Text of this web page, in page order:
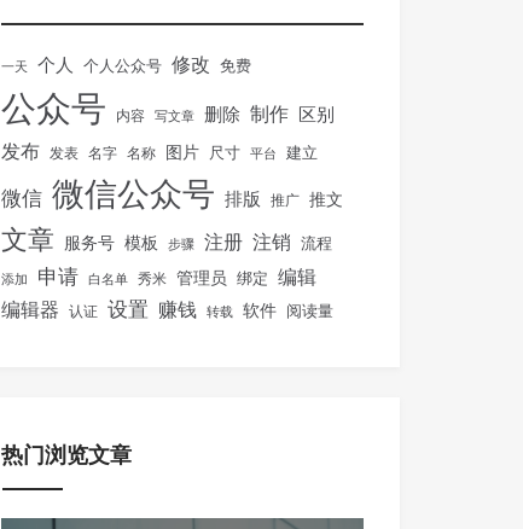
一天 个人 个人公众号 修改 免费
公众号 内容 写文章 删除 制作 区别
发布 发表 名字 名称 图片 尺寸 平台 建立
微信 微信公众号 排版 推广 推文
文章 服务号 模板 步骤 注册 注销 流程
添加 申请 白名单 秀米 管理员 绑定 编辑
编辑器
认证 设置 赚钱 转载 软件 阅读量
热门浏览文章